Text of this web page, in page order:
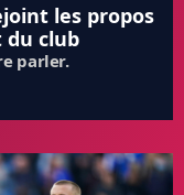
les propos
du club
parler.